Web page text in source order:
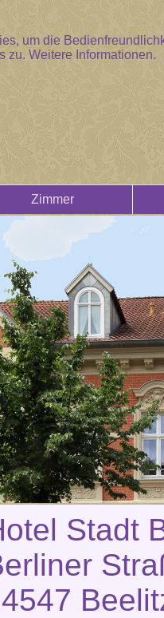
um die
zu.Weitere Informationen.
Zimmer
Stadt